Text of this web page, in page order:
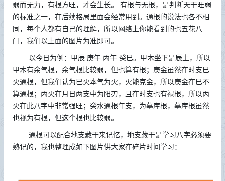
弱而无力，有根方旺，才会生长。
有根与无根，是判断天干旺弱
的标准之一，在后续格局里面会经常用到。通根的说法也各不相
同，每个人都有自己的理解，所以网络上你能看到的也五花八
门，我们以上面的图片为准即可。
以今日为例：甲辰 庚午 丙午 癸巳。甲木坐下是辰土，所以
甲木有余气根，余气根比较弱，但也算有根；庚金虽然在时支巳
火通根，但我们认为巳火本气为火，火能克金，所以庚金在巳不
算通根；丙火在月日两支中为阳刃，且在时支也有禄根，所以丙
火在此八字中非常强旺；癸水通根年支，为墓库根，墓库根虽然
也视为有根，但这个根也比较弱。
通根可以配合地支藏干来记忆，地支藏干是学习八字必须要
熟记的，我也整理成如下图片供大家在碎片时间学习：